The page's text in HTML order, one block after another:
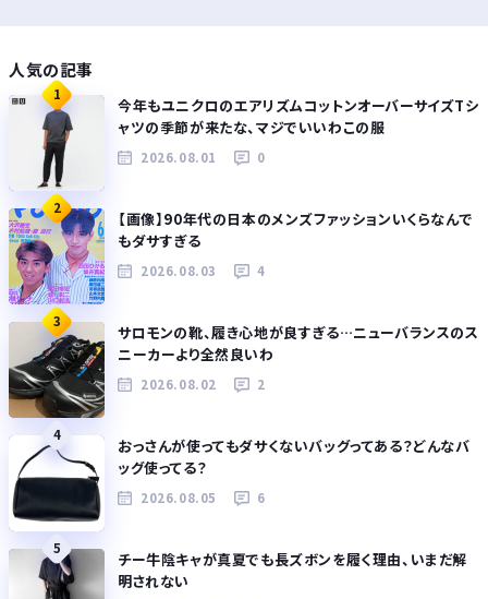
人気の記事
1
今年もユニクロのエアリズムコットンオーバーサイズTシ
ャツの季節が来たな、マジでいいわこの服
2026.08.01 0
2
【画像】90年代の日本のメンズファッションいくらなんで
もダサすぎる
2026.08.03 4
3
サロモンの靴、履き心地が良すぎる…ニューバランスのス
ニーカーより全然良いわ
2026.08.02 2
4
おっさんが使ってもダサくないバッグってある？どんなバ
ッグ使ってる？
2026.08.05 6
5
チー牛陰キャが真夏でも長ズボンを履く理由、いまだ解
明されない